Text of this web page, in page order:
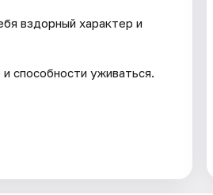
вздорный характер и
способности уживаться.